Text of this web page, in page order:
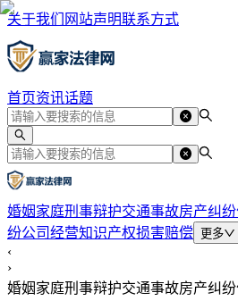
关于我们 网站声明联系方式
首页资讯话题
婚姻家庭刑事辩护交通事故房产纠纷
纷公司经营知识产权损害赔偿 更多
‹
›
婚姻家庭刑事辩护交通事故房产纠纷